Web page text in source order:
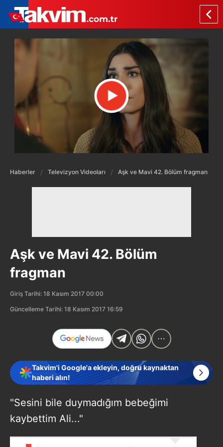
Haberler Televizyon Videoları Aşk ve Mavi 42. Bölüm fragman
Aşk ve Mavi 42. Bölüm
fragman
Giriş Tarihi: 18 Kasım 2017 00:00
Güncelleme Tarihi: 18 Kasım 2017 16:59
Takvim'i Google'a ekleyin, doğru kaynaktan
haberi alın!
"Sesini bile duymadığım bebeğimi
kaybettim Ali..."